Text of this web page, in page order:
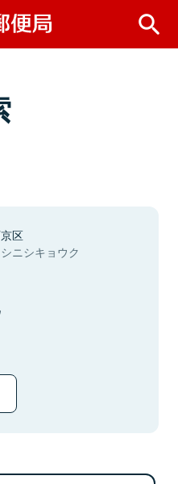
区
ニシキョウク